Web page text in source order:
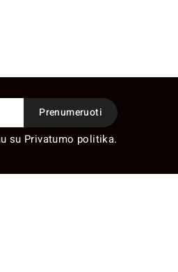
su Privatumo politika.